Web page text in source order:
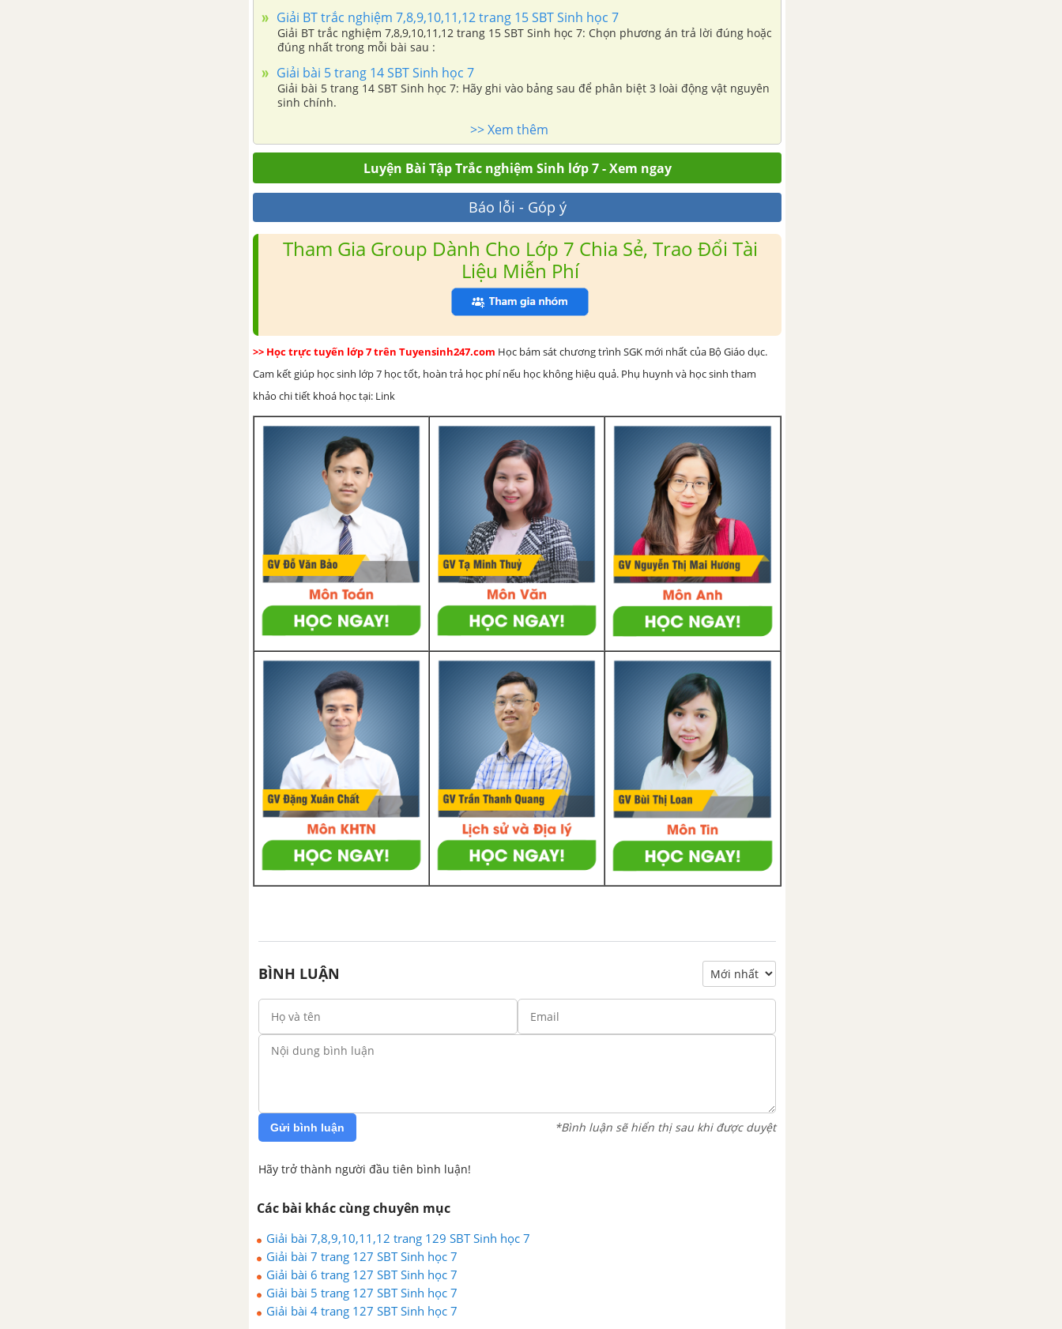
Giải BT trắc nghiệm 7,8,9,10,11,12 trang 15 SBT Sinh học 7
Giải BT trắc nghiệm 7,8,9,10,11,12 trang 15 SBT Sinh học 7: Chọn phương án trả lời đúng hoặc
đúng nhất trong mỗi bài sau :
Giải bài 5 trang 14 SBT Sinh học 7
Giải bài 5 trang 14 SBT Sinh học 7: Hãy ghi vào bảng sau để phân biệt 3 loài động vật nguyên
sinh chính.
>> Xem thêm
Luyện Bài Tập Trắc nghiệm Sinh lớp 7 - Xem ngay
Báo lỗi - Góp ý
Tham Gia Group Dành Cho Lớp 7 Chia Sẻ, Trao Đổi Tài
Liệu Miễn Phí
>> Học trực tuyến lớp 7 trên Tuyensinh247.com Học bám sát chương trình SGK mới nhất của Bộ Giáo dục.
Cam kết giúp học sinh lớp 7 học tốt, hoàn trả học phí nếu học không hiệu quả. Phụ huynh và học sinh tham
khảo chi tiết khoá học tại: Link
BÌNH LUẬN
Gửi bình luận *Bình luận sẽ hiển thị sau khi được duyệt
Hãy trở thành người đầu tiên bình luận!
Các bài khác cùng chuyên mục
Giải bài 7,8,9,10,11,12 trang 129 SBT Sinh học 7
Giải bài 7 trang 127 SBT Sinh học 7
Giải bài 6 trang 127 SBT Sinh học 7
Giải bài 5 trang 127 SBT Sinh học 7
Giải bài 4 trang 127 SBT Sinh học 7